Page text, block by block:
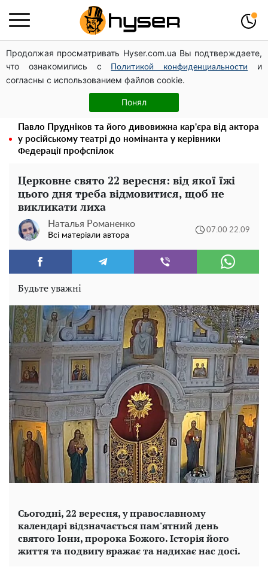
Продолжая просматривать Hyser.com.ua Вы подтверждаете,
что ознакомились с
Политикой конфиденциальности
и
согласны с использованием файлов cookie.
Понял
Дрони із націнкою: Олександр Конотопський вивів
мільйони оборонного бюджету через фіктивну фірму в
Естонії
Новий притулок для осколків ОПЗЖ: як "Партія миру"
Новинського знову з'явилася в інформаційному полі
Павло Прудніков та його дивовижна кар'єра від актора
у російському театрі до номінанта у керівники
Федерації профспілок
Церковне свято 22 вересня: від якої їжі
цього дня треба відмовитися, щоб не
викликати лиха
Наталья Романенко
Всі матеріали автора
07:00 22.09
Будьте уважні
Сьогодні, 22 вересня, у православному
календарі відзначається пам'ятний день
святого Іони, пророка Божого. Історія його
життя та подвигу вражає та надихає нас досі.